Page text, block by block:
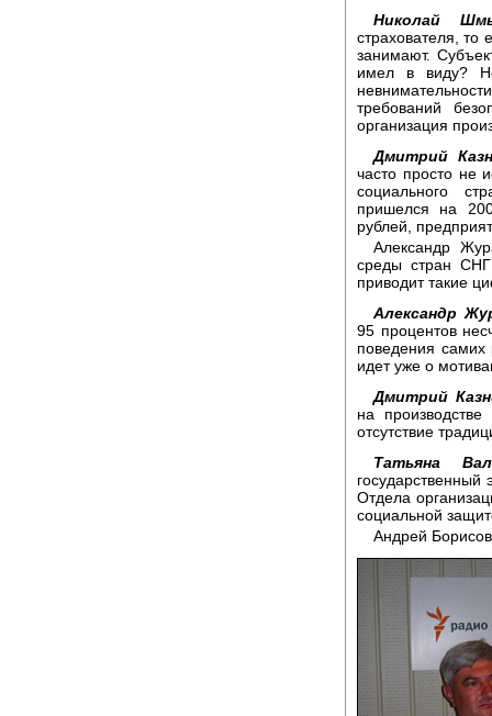
Николай
страхователя, то
занимают.
имел в виду?
требований
организация
Дмитрий
часто просто не
социального
пришелся на
рублей,
Александр
среды стран
приводит такие
Александр
95 процентов
поведения самих
идет уже о
Дмитрий
на
отсутствие
Татьяна
государственный
Отдела
социальной
Андрей